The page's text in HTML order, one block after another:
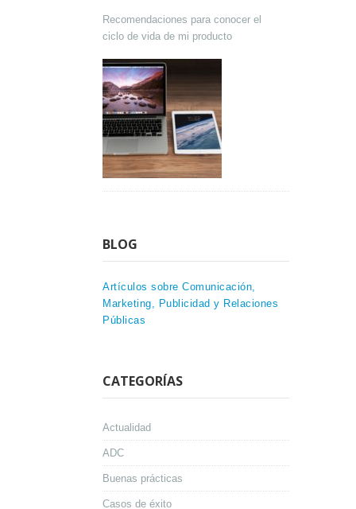
Recomendaciones para conocer el
ciclo de vida de mi producto
BLOG
Artículos sobre Comunicación,
Marketing, Publicidad y Relaciones
Públicas
CATEGORÍAS
Actualidad
ADC
Buenas prácticas
Casos de éxito